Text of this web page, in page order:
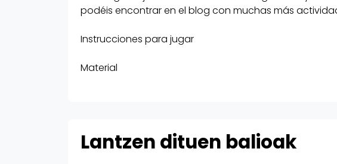
lo terminan interiorizando mientras juegan.
y no te pierdas las demás reseñas que podéis
encontrar en el blog con muchas más
podéis encontrar en el blog con muchas más
Instrucciones para jugar
Material
Lantzen dituen balioak